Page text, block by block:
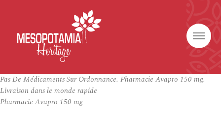
Pas De Médicaments Sur Ordonnance. Pharmacie Avapro 150 mg.
Livraison dans le monde rapide
Pharmacie Avapro 150 mg